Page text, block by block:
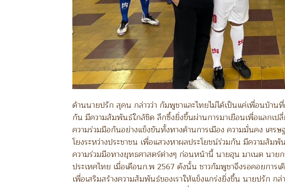
ด้านนายปรัก สุคน กล่าวว่า กัมพูชาและไทยไม่ได้เป็นแค่เพื่อนบ้า
กัน มีความสัมพันธ์ใกล้ชิด ลึกซึ้งยิ่งขึ้นผ่านการมาเยือนเพื่อแลกเ
ความร่วมมือกันอย่างแข็งขันทั้งทางด้านการเมือง ความมั่นคง เศ
โยงระหว่างประชาชน เพื่อแสวงหาผลประโยชน์ร่วมกัน มีความสัม
ความร่วมมือทางยุทธศาสตร์ต่างๆ ก่อนหน้านี้ นายฮุน มาเนต นาย
ประเทศไทย เมื่อเดือนก.พ 2567 ดังนั้น ชาวกัมพูชาจึงรอคอยการ
เพื่อเสริมสร้างความสัมพันธ์ของเราให้แข็งแกร่งยิ่งขึ้น นายปรัก